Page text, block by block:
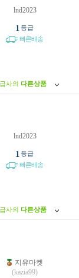
lnd2023
1 등급
빠른배송
사의 다른상품
lnd2023
1 등급
빠른배송
사의 다른상품
지유마켓
(kazia99)